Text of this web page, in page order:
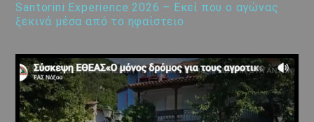
Santorini Experience 2026 – Εκεί που ο αγώνας
ξεκινά μέσα από το ηφαίστειο